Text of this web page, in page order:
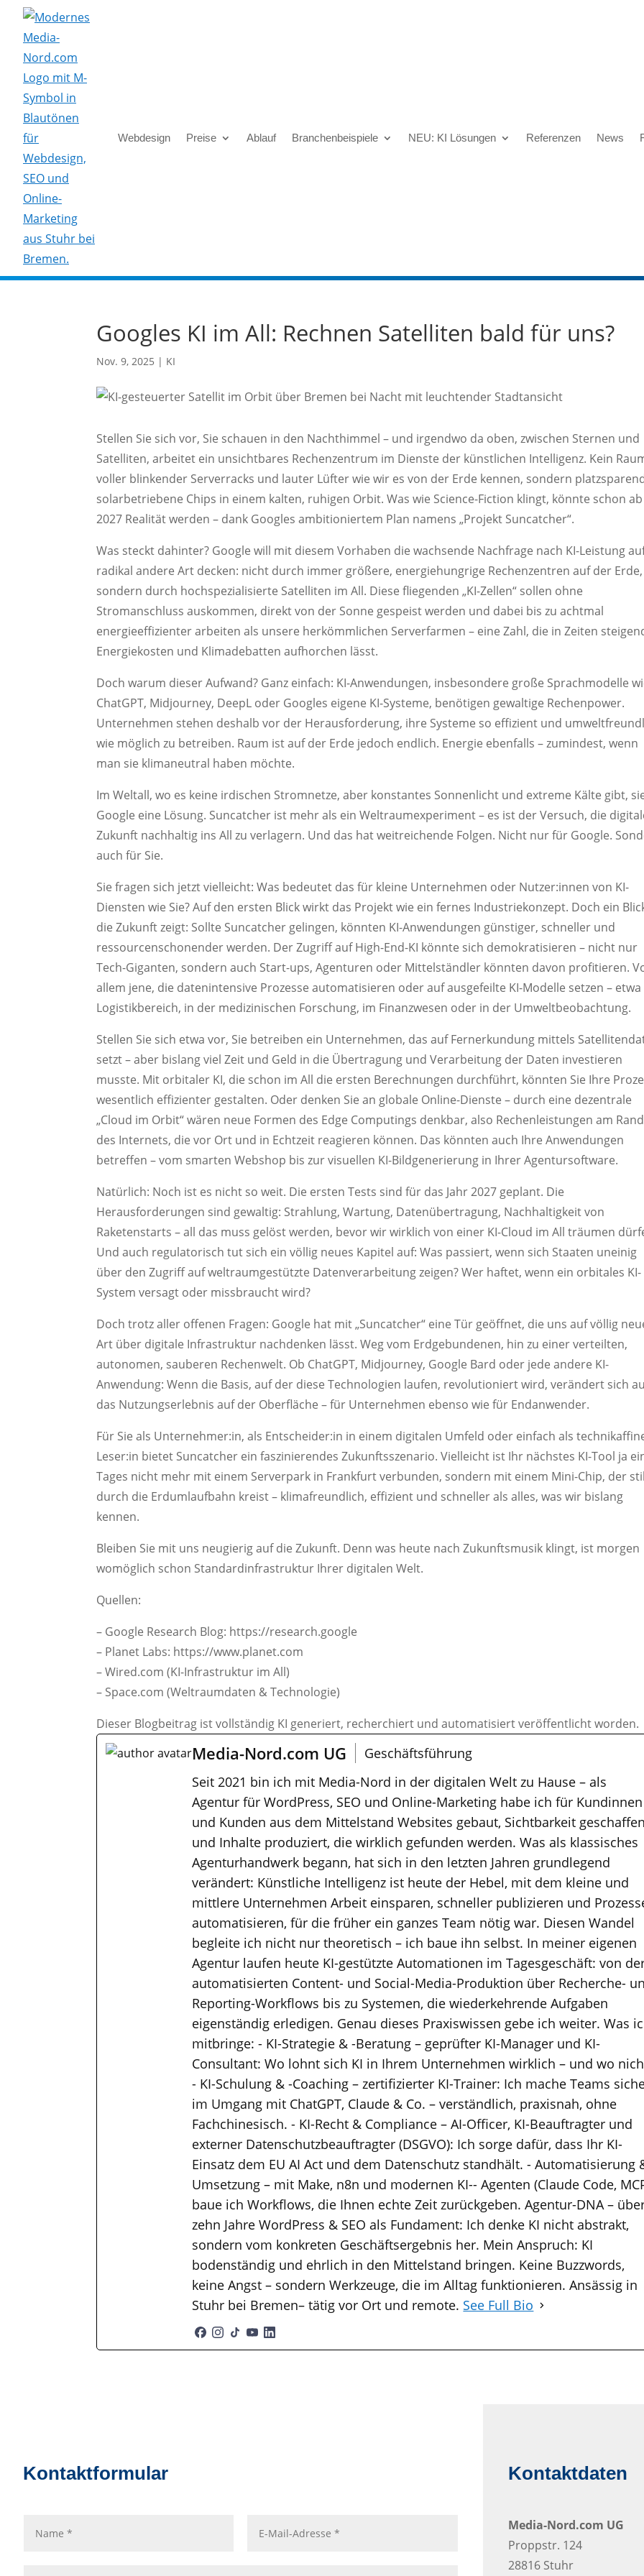
Skip To Content
Webdesign Preise Ablauf Branchenbeispiele NEU: KI Lösungen Referenzen News
Googles KI im All: Rechnen Satelliten bald für uns?
Nov. 9, 2025 | KI
Stellen Sie sich vor, Sie schauen in den Nachthimmel – und irgendwo da oben, zwischen Sternen und
Satelliten, arbeitet ein unsichtbares Rechenzentrum im Dienste der künstlichen Intelligenz. Kein
voller blinkender Serverracks und lauter Lüfter wie wir es von der Erde kennen, sondern
solarbetriebene Chips in einem kalten, ruhigen Orbit. Was wie Science-Fiction klingt, könnte schon ab
2027 Realität werden – dank Googles ambitioniertem Plan namens „Projekt Suncatcher“.
Was steckt dahinter? Google will mit diesem Vorhaben die wachsende Nachfrage nach KI-Leistung
radikal andere Art decken: nicht durch immer größere, energiehungrige Rechenzentren auf der Erde,
sondern durch hochspezialisierte Satelliten im All. Diese fliegenden „KI-Zellen“ sollen ohne
Stromanschluss auskommen, direkt von der Sonne gespeist werden und dabei bis zu achtmal
energieeffizienter arbeiten als unsere herkömmlichen Serverfarmen – eine Zahl, die in Zeiten
Energiekosten und Klimadebatten aufhorchen lässt.
Doch warum dieser Aufwand? Ganz einfach: KI-Anwendungen, insbesondere große Sprachmodelle
ChatGPT, Midjourney, DeepL oder Googles eigene KI-Systeme, benötigen gewaltige Rechenpower.
Unternehmen stehen deshalb vor der Herausforderung, ihre Systeme so effizient und
wie möglich zu betreiben. Raum ist auf der Erde jedoch endlich. Energie ebenfalls – zumindest, wenn
man sie klimaneutral haben möchte.
Im Weltall, wo es keine irdischen Stromnetze, aber konstantes Sonnenlicht und extreme Kälte gibt,
Google eine Lösung. Suncatcher ist mehr als ein Weltraumexperiment – es ist der Versuch, die
Zukunft nachhaltig ins All zu verlagern. Und das hat weitreichende Folgen. Nicht nur für Google.
auch für Sie.
Sie fragen sich jetzt vielleicht: Was bedeutet das für kleine Unternehmen oder Nutzer:innen von KI-
Diensten wie Sie? Auf den ersten Blick wirkt das Projekt wie ein fernes Industriekonzept. Doch ein
die Zukunft zeigt: Sollte Suncatcher gelingen, könnten KI-Anwendungen günstiger, schneller und
ressourcenschonender werden. Der Zugriff auf High-End-KI könnte sich demokratisieren – nicht nur
Tech-Giganten, sondern auch Start-ups, Agenturen oder Mittelständler könnten davon profitieren.
allem jene, die datenintensive Prozesse automatisieren oder auf ausgefeilte KI-Modelle setzen – etwa
Logistikbereich, in der medizinischen Forschung, im Finanzwesen oder in der Umweltbeobachtung.
Stellen Sie sich etwa vor, Sie betreiben ein Unternehmen, das auf Fernerkundung mittels
setzt – aber bislang viel Zeit und Geld in die Übertragung und Verarbeitung der Daten investieren
musste. Mit orbitaler KI, die schon im All die ersten Berechnungen durchführt, könnten Sie Ihre
wesentlich effizienter gestalten. Oder denken Sie an globale Online-Dienste – durch eine dezentrale
„Cloud im Orbit“ wären neue Formen des Edge Computings denkbar, also Rechenleistungen am Rand
des Internets, die vor Ort und in Echtzeit reagieren können. Das könnten auch Ihre Anwendungen
betreffen – vom smarten Webshop bis zur visuellen KI-Bildgenerierung in Ihrer Agentursoftware.
Natürlich: Noch ist es nicht so weit. Die ersten Tests sind für das Jahr 2027 geplant. Die
Herausforderungen sind gewaltig: Strahlung, Wartung, Datenübertragung, Nachhaltigkeit von
Raketenstarts – all das muss gelöst werden, bevor wir wirklich von einer KI-Cloud im All träumen
Und auch regulatorisch tut sich ein völlig neues Kapitel auf: Was passiert, wenn sich Staaten uneinig
über den Zugriff auf weltraumgestützte Datenverarbeitung zeigen? Wer haftet, wenn ein orbitales KI-
System versagt oder missbraucht wird?
Doch trotz aller offenen Fragen: Google hat mit „Suncatcher“ eine Tür geöffnet, die uns auf völlig
Art über digitale Infrastruktur nachdenken lässt. Weg vom Erdgebundenen, hin zu einer verteilten,
autonomen, sauberen Rechenwelt. Ob ChatGPT, Midjourney, Google Bard oder jede andere KI-
Anwendung: Wenn die Basis, auf der diese Technologien laufen, revolutioniert wird, verändert sich
das Nutzungserlebnis auf der Oberfläche – für Unternehmen ebenso wie für Endanwender.
Für Sie als Unternehmer:in, als Entscheider:in in einem digitalen Umfeld oder einfach als
Leser:in bietet Suncatcher ein faszinierendes Zukunftsszenario. Vielleicht ist Ihr nächstes KI-Tool ja
Tages nicht mehr mit einem Serverpark in Frankfurt verbunden, sondern mit einem Mini-Chip, der
durch die Erdumlaufbahn kreist – klimafreundlich, effizient und schneller als alles, was wir bislang
kennen.
Bleiben Sie mit uns neugierig auf die Zukunft. Denn was heute nach Zukunftsmusik klingt, ist morgen
womöglich schon Standardinfrastruktur Ihrer digitalen Welt.
Quellen:
– Google Research Blog: https://research.google
– Planet Labs: https://www.planet.com
– Wired.com (KI-Infrastruktur im All)
– Space.com (Weltraumdaten & Technologie)
Dieser Blogbeitrag ist vollständig KI generiert, recherchiert und automatisiert veröffentlicht worden.
Media-Nord.com UG
Geschäftsführung
Seit 2021 bin ich mit Media-Nord in der digitalen Welt zu Hause – als
Agentur für WordPress, SEO und Online-Marketing habe ich für Kundinnen
und Kunden aus dem Mittelstand Websites gebaut, Sichtbarkeit geschaffen
und Inhalte produziert, die wirklich gefunden werden. Was als klassisches
Agenturhandwerk begann, hat sich in den letzten Jahren grundlegend
verändert: Künstliche Intelligenz ist heute der Hebel, mit dem kleine und
mittlere Unternehmen Arbeit einsparen, schneller publizieren und
automatisieren, für die früher ein ganzes Team nötig war. Diesen Wandel
begleite ich nicht nur theoretisch – ich baue ihn selbst. In meiner eigenen
Agentur laufen heute KI-gestützte Automationen im Tagesgeschäft: von
automatisierten Content- und Social-Media-Produktion über Recherche-
Reporting-Workflows bis zu Systemen, die wiederkehrende Aufgaben
eigenständig erledigen. Genau dieses Praxiswissen gebe ich weiter. Was
mitbringe: - KI-Strategie & -Beratung – geprüfter KI-Manager und KI-
Consultant: Wo lohnt sich KI in Ihrem Unternehmen wirklich – und wo
- KI-Schulung & -Coaching – zertifizierter KI-Trainer: Ich mache Teams
im Umgang mit ChatGPT, Claude & Co. – verständlich, praxisnah, ohne
Fachchinesisch. - KI-Recht & Compliance – AI-Officer, KI-Beauftragter und
externer Datenschutzbeauftragter (DSGVO): Ich sorge dafür, dass Ihr KI-
Einsatz dem EU AI Act und dem Datenschutz standhält. - Automatisierung
Umsetzung – mit Make, n8n und modernen KI-- Agenten (Claude Code,
baue ich Workflows, die Ihnen echte Zeit zurückgeben. Agentur-DNA –
zehn Jahre WordPress & SEO als Fundament: Ich denke KI nicht abstrakt,
sondern vom konkreten Geschäftsergebnis her. Mein Anspruch: KI
bodenständig und ehrlich in den Mittelstand bringen. Keine Buzzwords,
keine Angst – sondern Werkzeuge, die im Alltag funktionieren. Ansässig in
Stuhr bei Bremen– tätig vor Ort und remote. See Full Bio
Kontaktformular Kontaktdaten
Media-Nord.com UG
Proppstr. 124
28816 Stuhr